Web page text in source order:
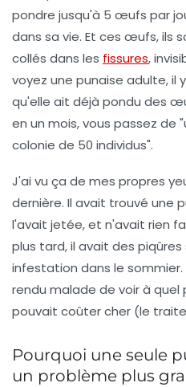
pondre jusqu'à 5 œufs par
dans sa vie. Et ces œufs, ils
collés dans les fissures,
voyez une punaise adulte, il
qu'elle ait déjà pondu des
en un mois, vous passez de
colonie de 50 individus".
J'ai vu ça de mes propres
dernière. Il avait trouvé une
l'avait jetée, et n'avait rien
plus tard, il avait des
infestation dans le
rendu malade de voir à quel
pouvait coûter cher (le
Pourquoi une seule
un problème plus